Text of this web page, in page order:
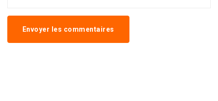
Envoyer les commentaires